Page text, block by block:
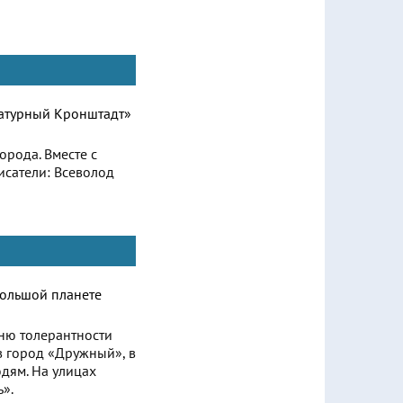
Вместе с
Всеволод
толерантности
город «Дружный», в
На улицах